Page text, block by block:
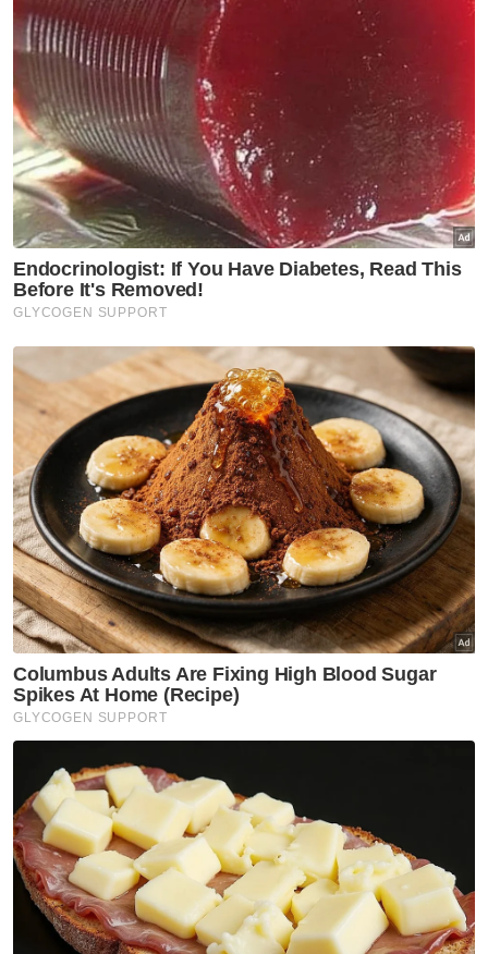
Dalam pernyataan tuntutannya, Khairy
berkata, semasa PAU 2022 pada 14 Januari
lalu, Jamal mengadakan sidang media di
Pusat Dagangan Dunia (WTC) Kuala Lumpur
UMNO, ahli dan pemimpin parti itu.
Plaintif mendakwa Jamal memuat naik
rakaman sidang video itu bertajuk ‘Saya
harap Khairy Jamaluddin dikenakan tindakan
oleh Lembaga Disiplin UMNO selepas
mengeluarkan kenyataan yang semberono
dan memalukan UMNO
#UmnoDuluKiniDanSelamanya’ di akaun
media sosialnya pada 14 dan 15 Januari.
Menurutnya, nama Khairy Jamaluddin jelas
dinyatakan melalui tajuk dan kandungan
penerbitan tersebut.
Beliau mendakwa, kenyataan berbaur fitnah
itu antaranya membawa maksud, beliau
merupakan pemimpin yang tidak berintegriti,
tiada kredibiliti untuk memimpin dan
melakukan jenayah rasuah.